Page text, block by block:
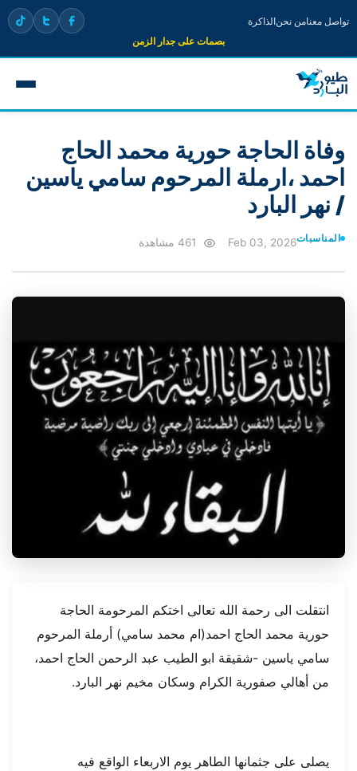
تواصل معنامن نحنالذاكرة
بصمات على جدار الزمن
وفاة الحاجة حورية محمد الحاج
احمد ،ارملة المرحوم سامي ياسين
/ نهر البارد
المناسباتFeb 03, 2026
انتقلت الى رحمة الله تعالى اختكم المرحومة الحاجة
حورية محمد الحاج احمد(ام محمد سامي) أرملة المرحوم
سامي ياسين -شقيقة ابو الطيب عبد الرحمن الحاج احمد،
من أهالي صفورية الكرام وسكان مخيم نهر البارد.
يصلى على جثمانها الطاهر يوم الاربعاء الواقع فيه